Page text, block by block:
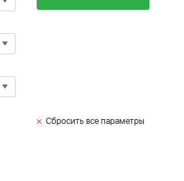
Сбросить все параметры